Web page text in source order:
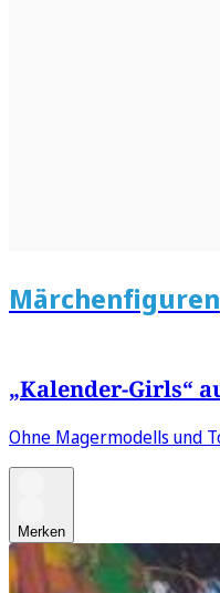
Märchenfiguren
„Kalender-Girls“
Ohne Magermodells und
Merken